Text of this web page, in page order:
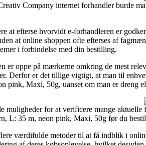
Company internet forhandler burde
at efterse hvorvidt e-forhandleren er
at online shoppen ofte efterses af
i forbindelse med din bestilling.
er oppe på mærkerne omkring de mest
Derfor er det tillige vigtigt, at man til
pink, Maxi, 50g, uanset om man er dreng
for at verificere mange
L: 35 m, neon pink, Maxi, 50g før du
værdifulde metoder til at få indblik i